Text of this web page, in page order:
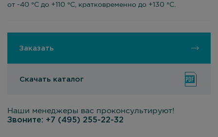
от -40 °С до +110 °С, кратковременно до +130 °С.
Заказать
Скачать каталог
Наши менеджеры вас проконсультируют!
Звоните: +7 (495) 255-22-32